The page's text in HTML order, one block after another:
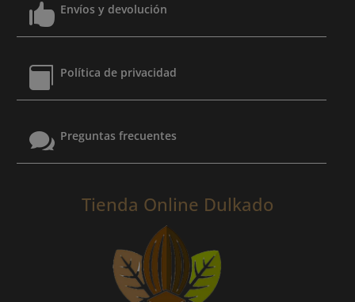
 Envíos y devolución
 Política de privacidad
 Preguntas frecuentes
Tienda Online Dulkado